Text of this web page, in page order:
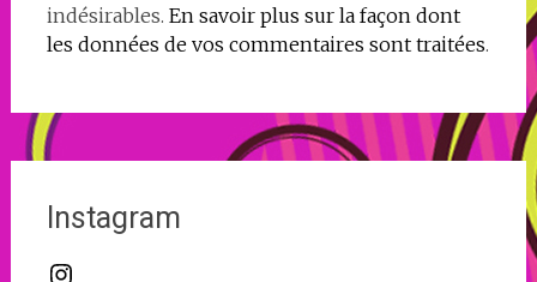
indésirables. En savoir plus sur la façon dont
les données de vos commentaires sont traitées.
Instagram
Instagram